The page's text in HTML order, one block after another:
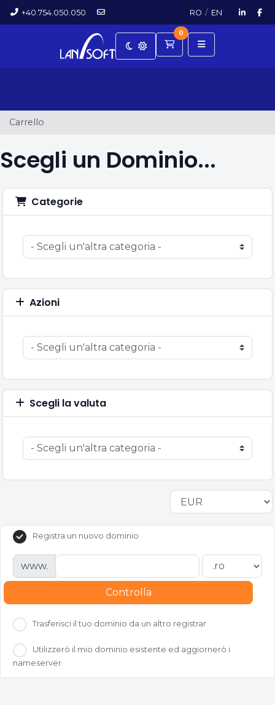
+40.754.050.050 RO / EN
0
Carrello
Carrello
Scegli un Dominio...
Categorie
Azioni
Scegli la valuta
Registra un nuovo dominio
www.
Controlla
Trasferisci il tuo dominio da un altro registrar
Utilizzerò il mio dominio esistente ed aggiornerò i
nameserver